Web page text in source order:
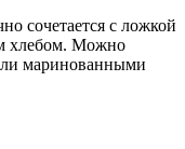
сочетается с ложкой
хлебом. Можно
маринованными